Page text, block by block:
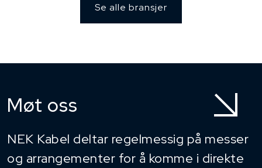
Se alle bransjer
Møt oss
NEK Kabel deltar regelmessig på messer
og arrangementer for å komme i direkte